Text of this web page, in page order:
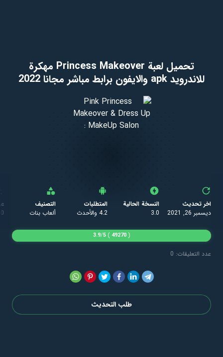
تحميل لعبة Princess Makeover مهكرة
للاندرويد apk والايفون برابط مباشر مجانا 2022
اخر تحديث
ديسمبر 26, 2021
النسخة الحالية
3.0
المتطلبات
4.2 والأحدث
التصنيف
ألعاب بنات
عدد التعليقات: 0
(
49270
)
3.9/5
طلب التحديث